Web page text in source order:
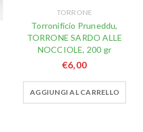
TORRONE
Torronificio Pruneddu,
TORRONE SARDO ALLE
NOCCIOLE, 200 gr
€6,00
AGGIUNGI AL CARRELLO